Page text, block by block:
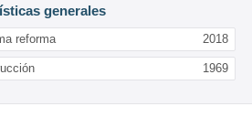
generales
reforma 2018
1969